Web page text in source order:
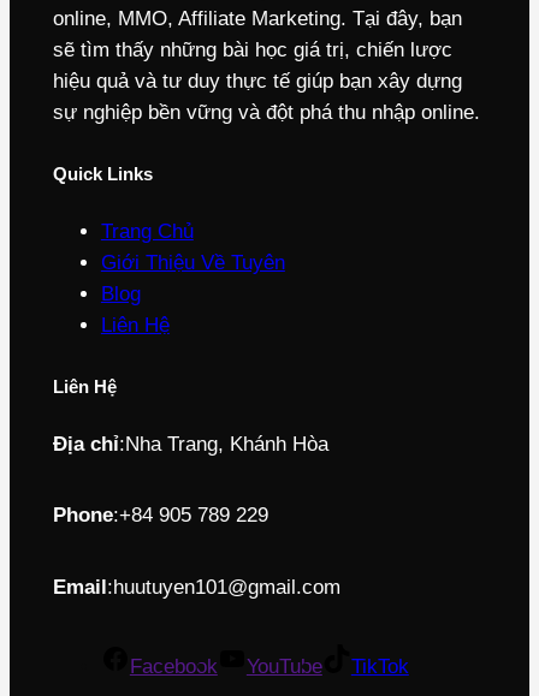
online, MMO, Affiliate Marketing. Tại đây, bạn
sẽ tìm thấy những bài học giá trị, chiến lược
hiệu quả và tư duy thực tế giúp bạn xây dựng
sự nghiệp bền vững và đột phá thu nhập online.
Quick Links
Trang Chủ
Giới Thiệu Về Tuyên
Blog
Liên Hệ
Liên Hệ
Địa chỉ:Nha Trang, Khánh Hòa
Phone:+84 905 789 229
Email:huutuyen101@gmail.com
Facebook YouTube TikTok